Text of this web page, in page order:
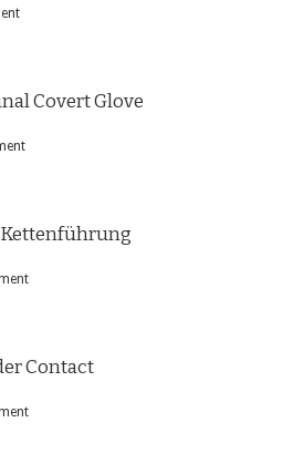
Covert Glove
Kettenführung
Contact